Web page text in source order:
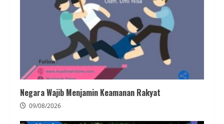
Negara Wajib Menjamin Keamanan Rakyat
09/08/2026